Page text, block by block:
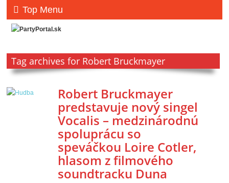
Top Menu
Tag archives for Robert Bruckmayer
Robert Bruckmayer
predstavuje nový singel
Vocalis – medzinárodnú
spoluprácu so
speváčkou Loire Cotler,
hlasom z filmového
soundtracku Duna